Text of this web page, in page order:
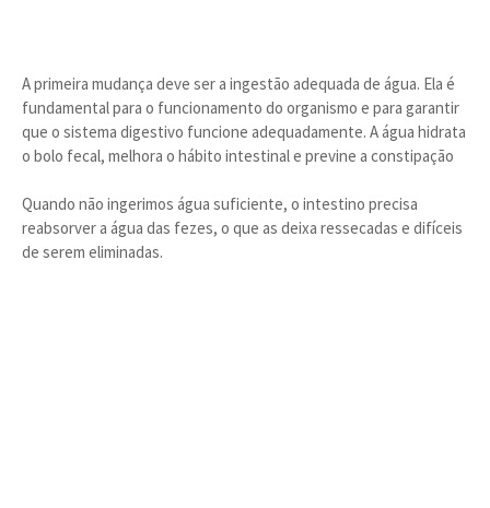
A primeira mudança deve ser a ingestão adequada de água. Ela é
fundamental para o funcionamento do organismo e para garantir
que o sistema digestivo funcione adequadamente. A água hidrata
o bolo fecal, melhora o hábito intestinal e previne a constipação
Quando não ingerimos água suficiente, o intestino precisa
reabsorver a água das fezes, o que as deixa ressecadas e difíceis
de serem eliminadas.